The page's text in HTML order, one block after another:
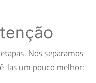
Nós separamos
las um pouco melhor: